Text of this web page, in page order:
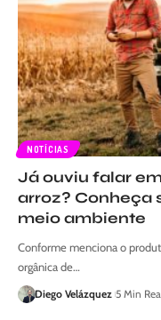
NOTÍCIAS
Já ouviu falar
arroz? Conheça
meio ambiente
Conforme menciona o
orgânica de…
Diego Velázquez 5 Min